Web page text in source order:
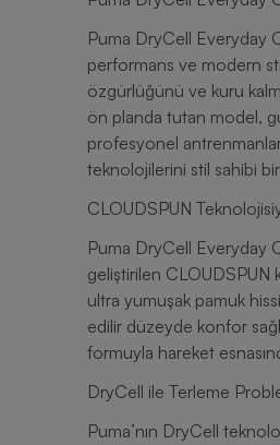
Puma DryCell Everyday
performans ve modern
özgürlüğünü ve kuru
ön planda tutan model,
profesyonel
teknolojilerini stil sahibi
CLOUDSPUN
Puma DryCell Everyday
geliştirilen CLOUDSPUN
ultra yumuşak pamuk
edilir düzeyde konfor
formuyla hareket
DryCell ile Terleme
Puma’nın DryCell